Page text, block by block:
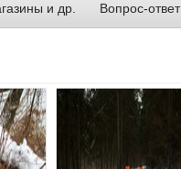
и др. Вопрос-ответ